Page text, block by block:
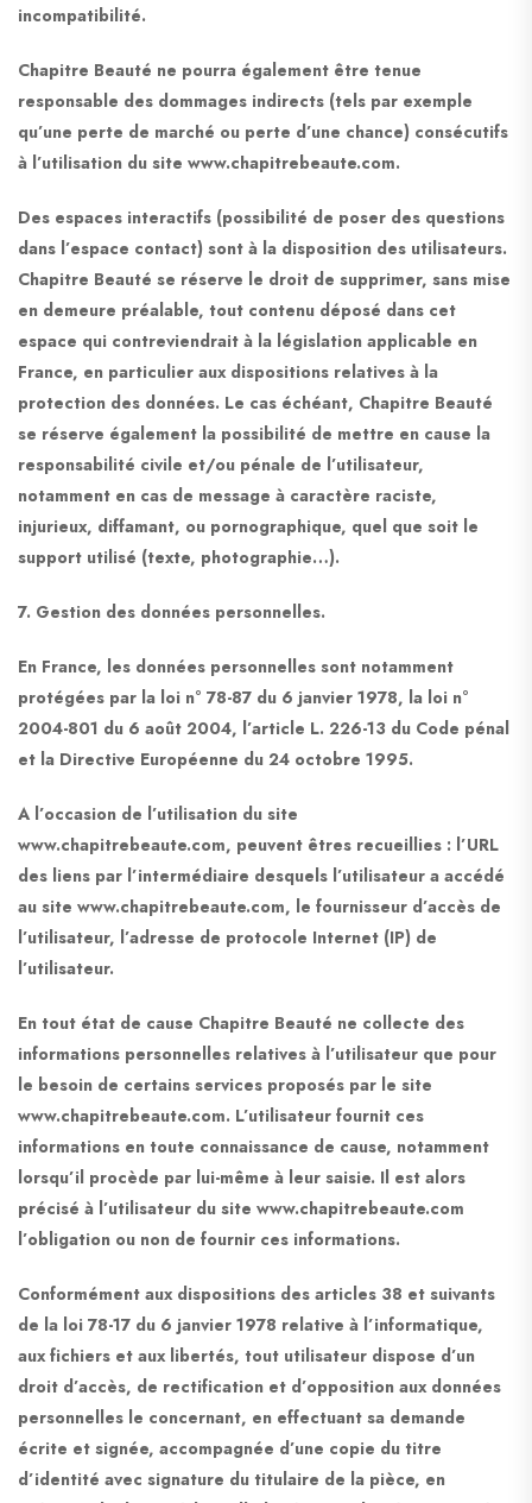
incompatibilité.
Chapitre Beauté ne pourra également être tenue
responsable des dommages indirects (tels par exemple
qu’une perte de marché ou perte d’une chance) consécutifs
à l’utilisation du site www.chapitrebeaute.com.
Des espaces interactifs (possibilité de poser des questions
dans l’espace contact) sont à la disposition des utilisateurs.
Chapitre Beauté se réserve le droit de supprimer, sans mise
en demeure préalable, tout contenu déposé dans cet
espace qui contreviendrait à la législation applicable en
France, en particulier aux dispositions relatives à la
protection des données. Le cas échéant, Chapitre Beauté
se réserve également la possibilité de mettre en cause la
responsabilité civile et/ou pénale de l’utilisateur,
notamment en cas de message à caractère raciste,
injurieux, diffamant, ou pornographique, quel que soit le
support utilisé (texte, photographie…).
7. Gestion des données personnelles.
En France, les données personnelles sont notamment
protégées par la loi n° 78-87 du 6 janvier 1978, la loi n°
2004-801 du 6 août 2004, l’article L. 226-13 du Code pénal
et la Directive Européenne du 24 octobre 1995.
A l’occasion de l’utilisation du site
www.chapitrebeaute.com, peuvent êtres recueillies : l’URL
des liens par l’intermédiaire desquels l’utilisateur a accédé
au site www.chapitrebeaute.com, le fournisseur d’accès de
l’utilisateur, l’adresse de protocole Internet (IP) de
l’utilisateur.
En tout état de cause Chapitre Beauté ne collecte des
informations personnelles relatives à l’utilisateur que pour
le besoin de certains services proposés par le site
www.chapitrebeaute.com. L’utilisateur fournit ces
informations en toute connaissance de cause, notamment
lorsqu’il procède par lui-même à leur saisie. Il est alors
précisé à l’utilisateur du site www.chapitrebeaute.com
l’obligation ou non de fournir ces informations.
Conformément aux dispositions des articles 38 et suivants
de la loi 78-17 du 6 janvier 1978 relative à l’informatique,
aux fichiers et aux libertés, tout utilisateur dispose d’un
droit d’accès, de rectification et d’opposition aux données
personnelles le concernant, en effectuant sa demande
écrite et signée, accompagnée d’une copie du titre
d’identité avec signature du titulaire de la pièce, en